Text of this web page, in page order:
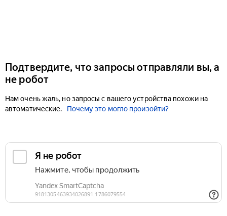
Подтвердите, что запросы отправляли вы, а
не робот
Нам очень жаль, но запросы с вашего устройства похожи на
автоматические.
Почему это могло произойти?